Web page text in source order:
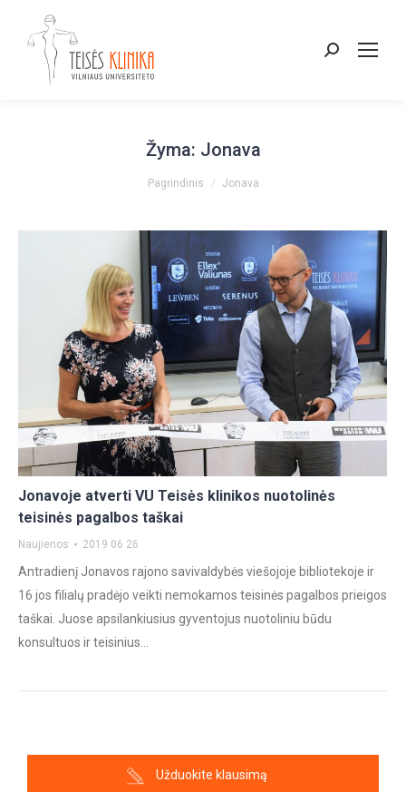
Paieška:
Žyma: Jonava
You are here:
Pagrindinis Jonava
Jonavoje atverti VU Teisės klinikos nuotolinės
teisinės pagalbos taškai
Naujienos 2019 06 26
Antradienį Jonavos rajono savivaldybės viešojoje bibliotekoje ir
16 jos filialų pradėjo veikti nemokamos teisinės pagalbos prieigos
taškai. Juose apsilankiusius gyventojus nuotoliniu būdu
konsultuos ir teisinius…
Užduokite klausimą